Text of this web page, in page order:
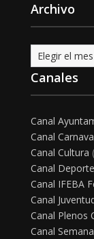
Archivo
Archivo
Canales
Canal
Canal
Canal Cultura
Canal Deporte
Canal IFEBA
Canal
Canal Plenos
Canal